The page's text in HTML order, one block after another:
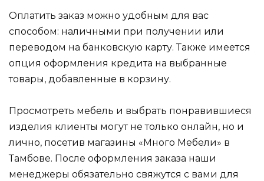
Оплатить заказ можно удобным для вас
способом: наличными при получении или
переводом на банковскую карту. Также имеется
опция оформления кредита на выбранные
товары, добавленные в корзину.
Просмотреть мебель и выбрать понравившиеся
изделия клиенты могут не только онлайн, но и
лично, посетив магазины «Много Мебели» в
Тамбове. После оформления заказа наши
менеджеры обязательно свяжутся с вами для